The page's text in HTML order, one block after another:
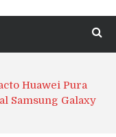
Huawei Pura
Samsung Galaxy